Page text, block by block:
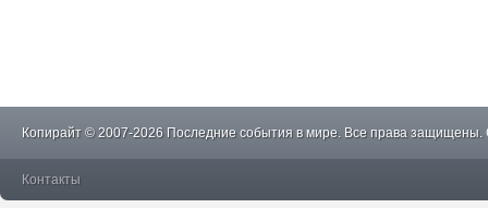
Копирайт © 2007-2026 Последние события в мире. Все права защищены.
Контакты